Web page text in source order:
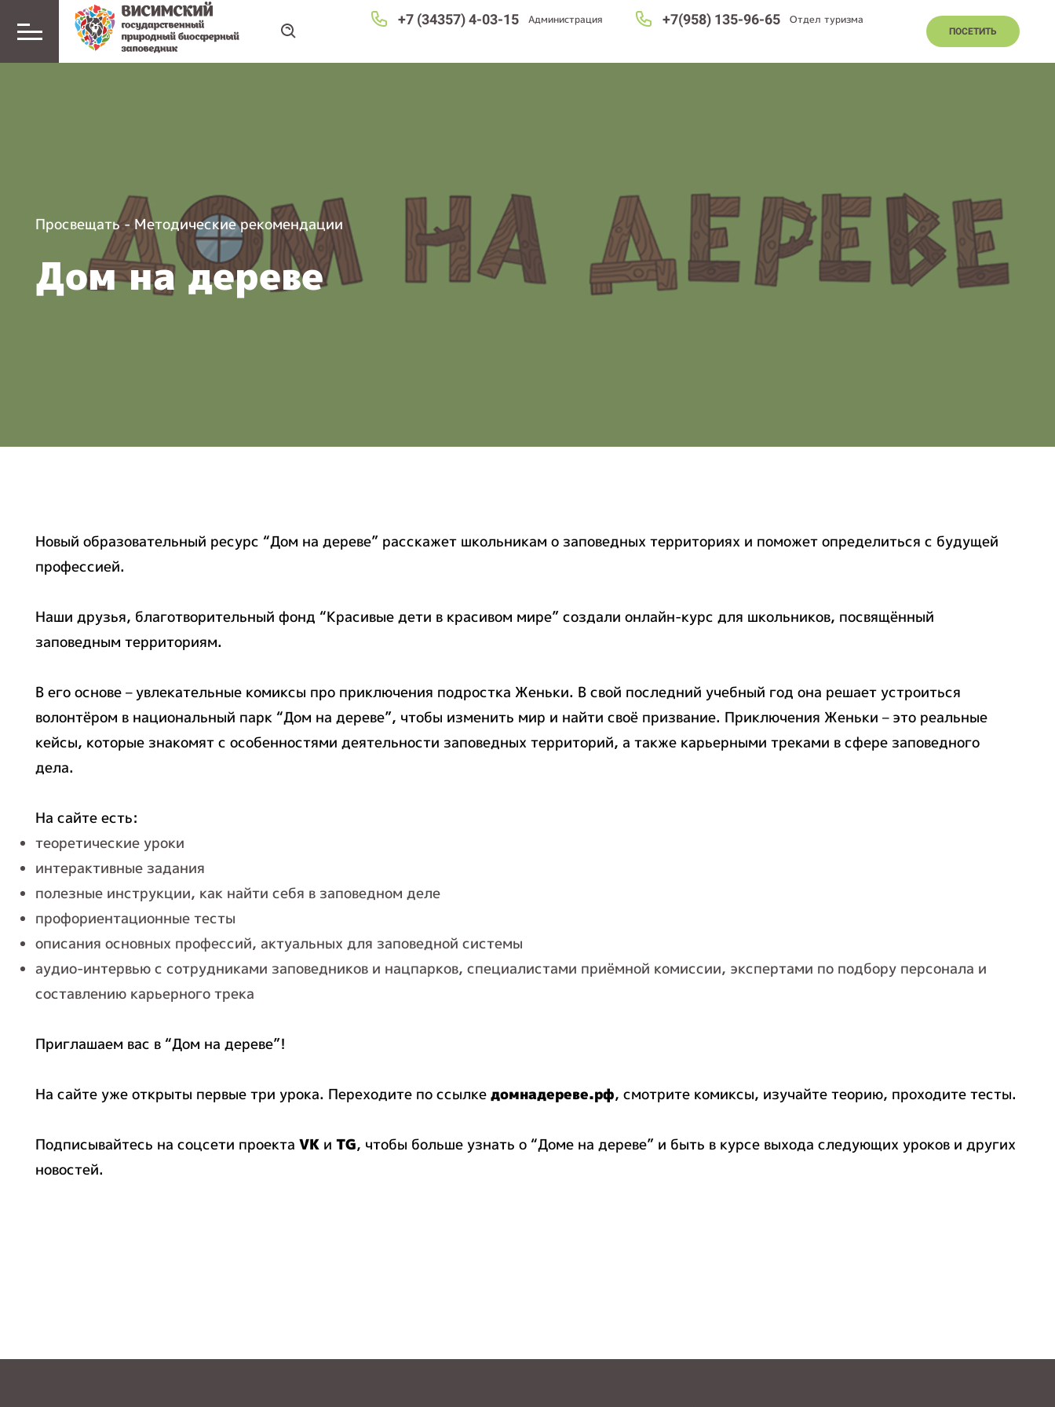
ПОСЕТИТЬ
Отдел туризма
+7(958) 135-96-65
Администрация
+7 (34357) 4-03-15
Просвещать-Методические рекомендации
Дом на дереве
Новый образовательный ресурс “Дом на дереве” расскажет школьникам о заповедных территориях и поможет определиться с будущей
профессией.
Наши друзья, благотворительный фонд “Красивые дети в красивом мире” создали онлайн-курс для школьников, посвящённый
заповедным территориям.
В его основе – увлекательные комиксы про приключения подростка Женьки. В свой последний учебный год она решает устроиться
волонтёром в национальный парк “Дом на дереве”, чтобы изменить мир и найти своё призвание. Приключения Женьки – это реальные
кейсы, которые знакомят с особенностями деятельности заповедных территорий, а также карьерными треками в сфере заповедного
дела.
На сайте есть:
теоретические уроки
интерактивные задания
полезные инструкции, как найти себя в заповедном деле
профориентационные тесты
описания основных профессий, актуальных для заповедной системы
аудио-интервью с сотрудниками заповедников и нацпарков, специалистами приёмной комиссии, экспертами по подбору персонала и
составлению карьерного трека
Приглашаем вас в “Дом на дереве”!
На сайте уже открыты первые три урока. Переходите по ссылке домнадереве.рф, смотрите комиксы, изучайте теорию, проходите тесты.
Подписывайтесь на соцсети проекта VK и TG, чтобы больше узнать о “Доме на дереве” и быть в курсе выхода следующих уроков и других
новостей.